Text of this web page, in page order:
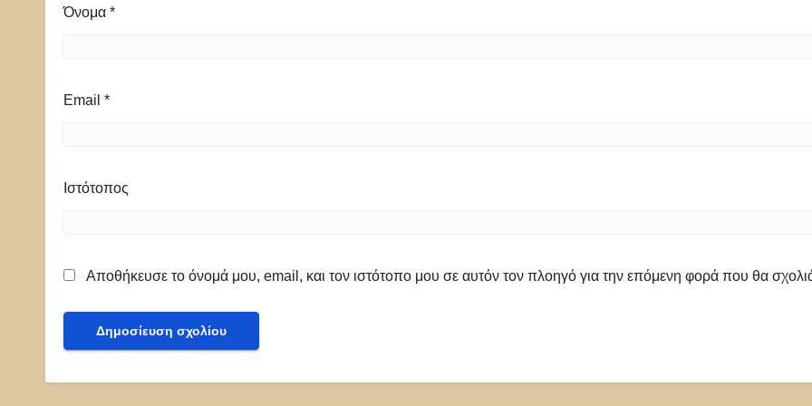
Όνομα *
Email *
Ιστότοπος
Αποθήκευσε το όνομά μου, email, και τον ιστότοπο μου σε αυτόν τον πλοηγό για την επόμενη φορά που θα